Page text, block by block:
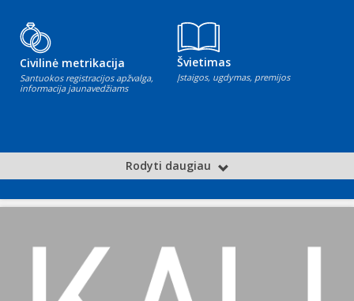
Civilinė metrikacija
Santuokos registracijos apžvalga,
informacija jaunavedžiams
Švietimas
Įstaigos, ugdymas, premijos
Rodyti daugiau